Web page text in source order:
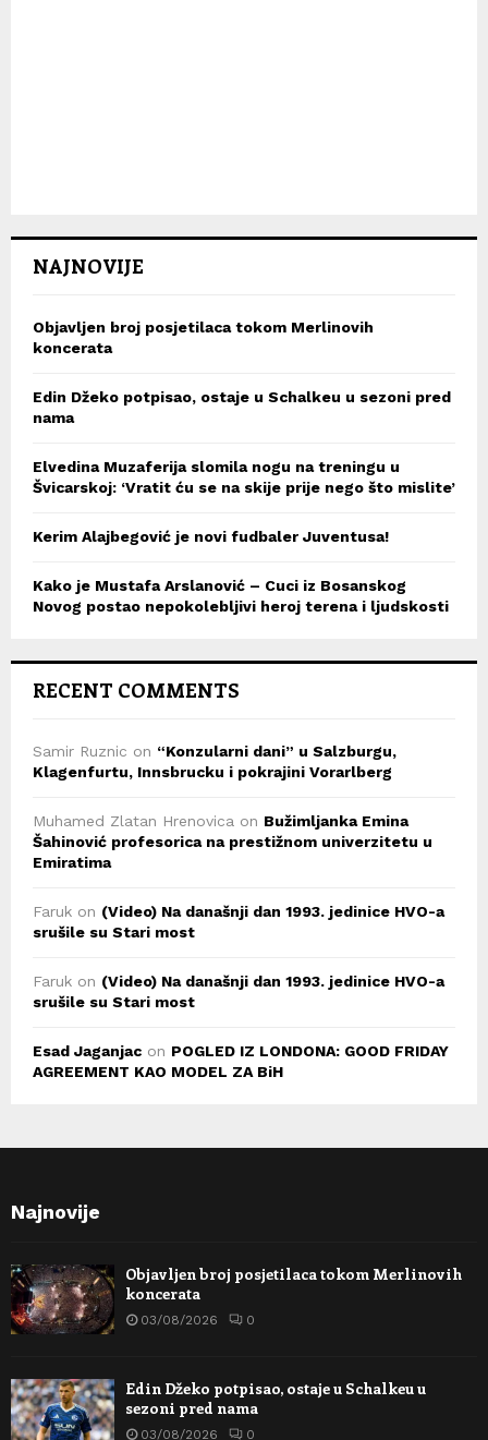
NAJNOVIJE
Objavljen broj posjetilaca tokom Merlinovih
koncerata
Edin Džeko potpisao, ostaje u Schalkeu u sezoni pred
nama
Elvedina Muzaferija slomila nogu na treningu u
Švicarskoj: ‘Vratit ću se na skije prije nego što mislite’
Kerim Alajbegović je novi fudbaler Juventusa!
Kako je Mustafa Arslanović – Cuci iz Bosanskog
Novog postao nepokolebljivi heroj terena i ljudskosti
RECENT COMMENTS
Samir Ruznic on “Konzularni dani” u Salzburgu,
Klagenfurtu, Innsbrucku i pokrajini Vorarlberg
Muhamed Zlatan Hrenovica on Bužimljanka Emina
Šahinović profesorica na prestižnom univerzitetu u
Emiratima
Faruk on (Video) Na današnji dan 1993. jedinice HVO-a
srušile su Stari most
Faruk on (Video) Na današnji dan 1993. jedinice HVO-a
srušile su Stari most
Esad Jaganjac on POGLED IZ LONDONA: GOOD FRIDAY
AGREEMENT KAO MODEL ZA BiH
Najnovije
Objavljen broj posjetilaca tokom Merlinovih
koncerata
03/08/2026 0
Edin Džeko potpisao, ostaje u Schalkeu u
sezoni pred nama
03/08/2026 0